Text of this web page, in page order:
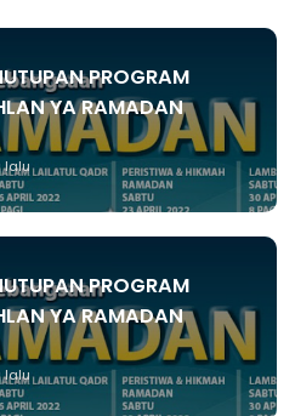
PROGRAM
YA RAMADAN
lalu
PROGRAM
YA RAMADAN
lalu